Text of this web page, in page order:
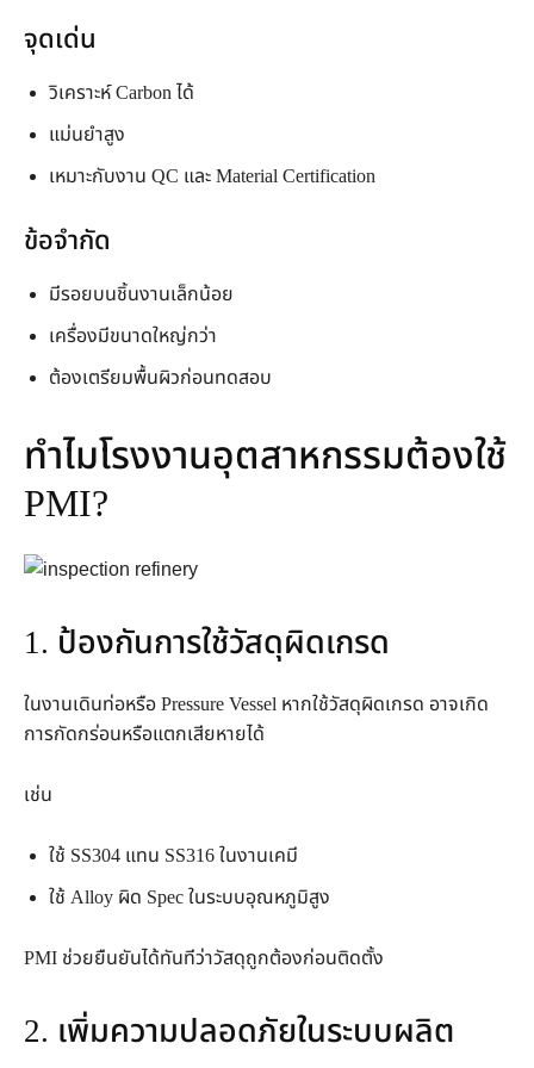
จุดเด่น
วิเคราะห์ Carbon ได้
แม่นยำสูง
เหมาะกับงาน QC และ Material Certification
ข้อจำกัด
มีรอยบนชิ้นงานเล็กน้อย
เครื่องมีขนาดใหญ่กว่า
ต้องเตรียมพื้นผิวก่อนทดสอบ
ทำไมโรงงานอุตสาหกรรมต้องใช้
PMI?
1. ป้องกันการใช้วัสดุผิดเกรด
ในงานเดินท่อหรือ Pressure Vessel หากใช้วัสดุผิดเกรด อาจเกิด
การกัดกร่อนหรือแตกเสียหายได้
เช่น
ใช้ SS304 แทน SS316 ในงานเคมี
ใช้ Alloy ผิด Spec ในระบบอุณหภูมิสูง
PMI ช่วยยืนยันได้ทันทีว่าวัสดุถูกต้องก่อนติดตั้ง
2. เพิ่มความปลอดภัยในระบบผลิต